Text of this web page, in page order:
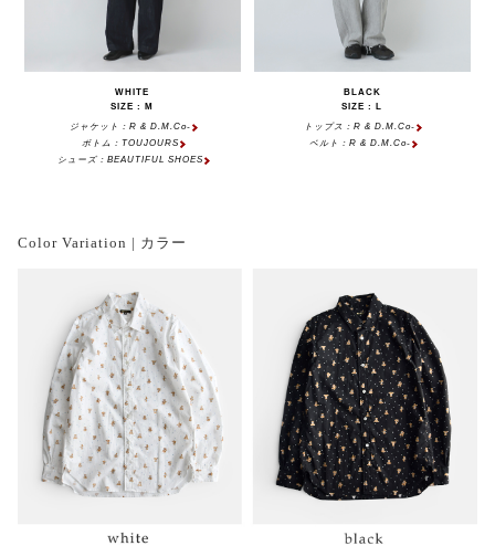
WHITE
SIZE : M
ジャケット：R & D.M.Co-
ボトム：TOUJOURS
シューズ：BEAUTIFUL SHOES
BLACK
SIZE : L
トップス：R & D.M.Co-
ベルト：R & D.M.Co-
Color Variation | カラー